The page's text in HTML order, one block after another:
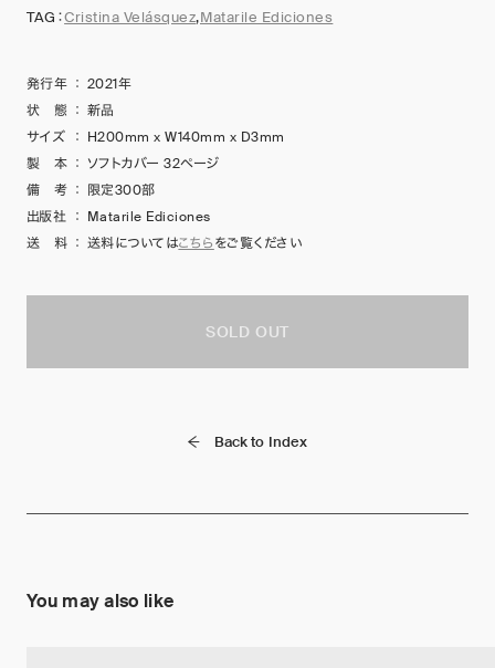
TAG：Cristina Velásquez,Matarile Ediciones
発行年 ： 2021年
状 態 ： 新品
サイズ
： H200mm x W140mm x D3mm
製 本 ： ソフトカバー 32ページ
備 考 ： 限定300部
出版社 ： Matarile Ediciones
送 料 ： 送料についてはこちらをご覧ください
SOLD OUT
Back to Index
You may also like